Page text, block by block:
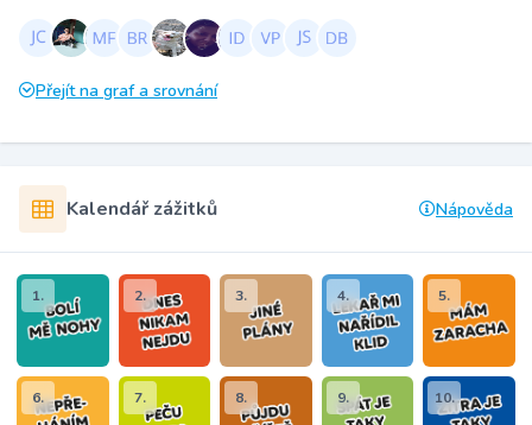
Přejít na graf a srovnání
Kalendář zážitků Nápověda
1. 2. 3. 4. 5.
6. 7. 8. 9. 10.